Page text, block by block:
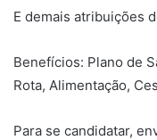
E demais atribuições
Benefícios: Plano de
Rota, Alimentação,
Para se candidatar,